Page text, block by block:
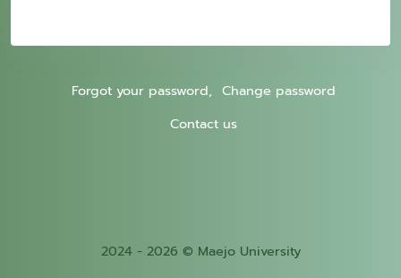
Forgot your password, Change password
Contact us
2024 - 2026 © Maejo University